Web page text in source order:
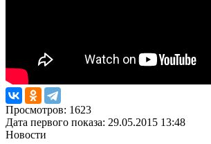
Просмотров: 1623
Дата первого показа: 29.05.2015 13:48
Новости